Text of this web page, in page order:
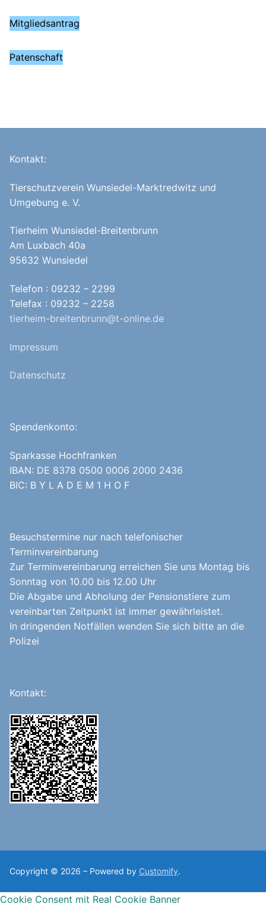
Mitgliedsantrag
Patenschaft
Kontakt:
Tierschutzverein Wunsiedel-Marktredwitz und
Umgebung e. V.
Tierheim Wunsiedel-Breitenbrunn
Am Luxbach 40a
95632 Wunsiedel
Telefon : 09232 – 2299
Telefax : 09232 – 2258
tierheim-breitenbrunn@t-online.de
Impressum
Datenschutz
Spendenkonto:
Sparkasse Hochfranken
IBAN: DE 8378 0500 0006 2000 2436
BIC: B Y L A D E M 1 H O F
Besuchstermine nur nach telefonischer
Terminvereinbarung
Zur Terminvereinbarung erreichen Sie uns Montag bis
Sonntag von 10.00 bis 12.00 Uhr
Die Abgabe und Abholung der Pensionstiere zum
vereinbarten Zeitpunkt ist immer gewährleistet.
In dringenden Notfällen wenden Sie sich bitte an die
Polizei
Kontakt:
Copyright © 2026 – Powered by Customify.
Cookie Consent mit Real Cookie Banner